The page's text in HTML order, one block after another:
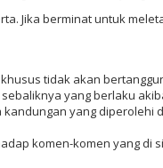
Jika berminat untuk
tidak akan
yang berlaku
yang diperolehi
komen-komen yang di